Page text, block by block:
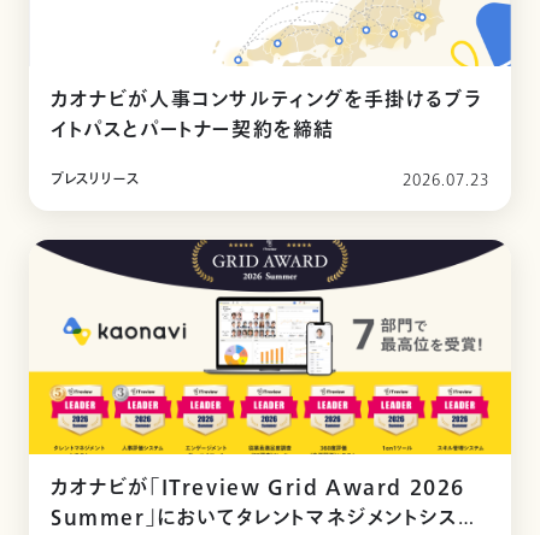
カオナビが人事コンサルティングを手掛けるブラ
イトパスとパートナー契約を締結
プレスリリース 2026.07.23
カオナビが「ITreview Grid Award 2026
Summer」においてタレントマネジメントシステ